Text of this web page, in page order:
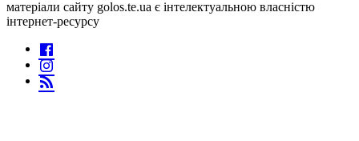
матеріали сайту golos.te.ua є інтелектуальною власністю
інтернет-ресурсу